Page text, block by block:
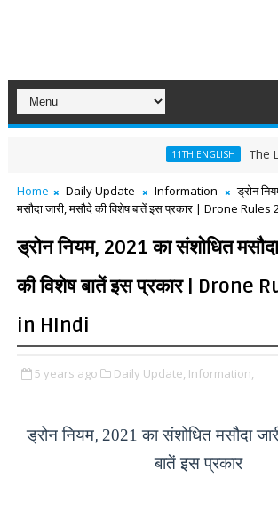
11TH ENGLISH The
Home Daily Update Information
ड्रोन
मसौदा जारी, मसौदे की विशेष बातें इस प्रकार | Drone
ड्रोन नियम, 2021 का संशोधित
की विशेष बातें इस प्रकार | Drone
in HIndi
5 years ago Daily Update, Information,
ड्रोन नियम,2021 का संशोधित मसौदा
बातें इस प्रकार